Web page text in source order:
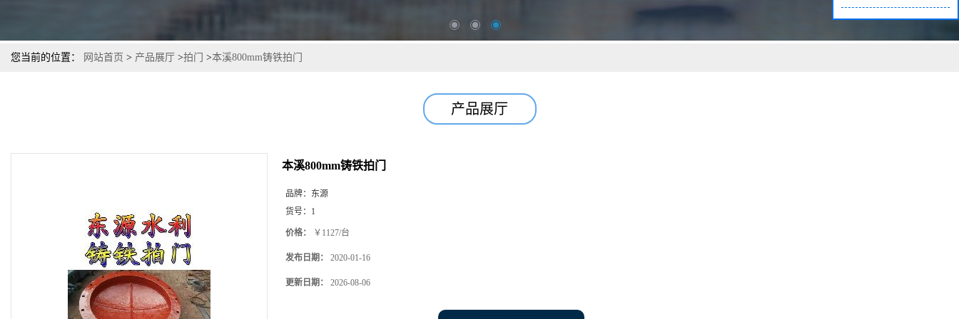
您当前的位置： 网站首页 > 产品展厅 >拍门 >本溪800mm铸铁拍门
产品展厅
本溪800mm铸铁拍门
品牌： 东源
货号： 1
价格： ￥1127/台
发布日期： 2020-01-16
更新日期： 2026-08-06